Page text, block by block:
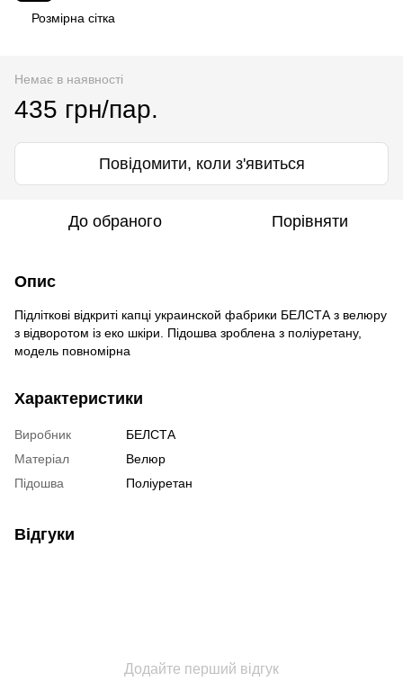
Розмірна сітка
Немає в наявності
435 грн/пар.
Повідомити, коли з'явиться
До обраного Порівняти
Опис
Підліткові відкриті капці украинской фабрики БЕЛСТА з велюру
з відворотом із еко шкіри. Підошва зроблена з поліуретану,
модель повномірна
Характеристики
Виробник
БЕЛСТА
Матеріал
Велюр
Підошва
Поліуретан
Відгуки
Додайте перший відгук